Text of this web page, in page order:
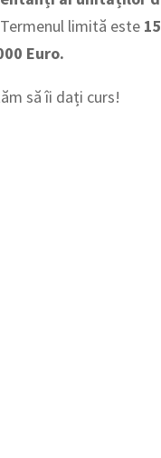
limită este
Euro.
să îi dați curs!